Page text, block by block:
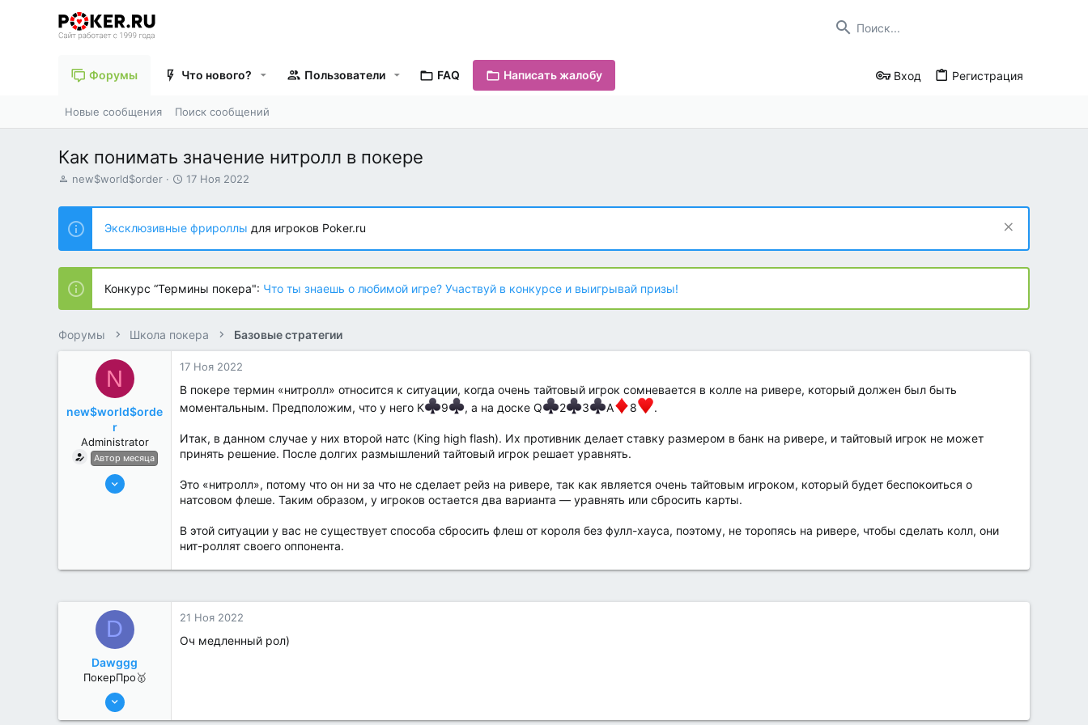
Форумы Что нового? Пользователи FAQ Написать жалобу Вход Регистрация
Новые сообщения Поиск сообщений
Как понимать значение нитролл в покере
А
т
о
р
т
е
м
ы
new$world$order
Д
т
н
а
ч
л
а
17 Ноя 2022
Эксклюзивные фрироллы для игроков Poker.ru
Конкурс “Термины покера": Что ты знаешь о любимой игре? Участвуй в конкурсе и выигрывай призы!
Форумы Школа покера Базовые стратегии
N
new$world$orde
r
Administrator
Автор месяца
27 Май 2022
17 Ноя 2022
В покере термин «нитролл» относится к ситуации, когда очень тайтовый игрок сомневается в колле на ривере, который должен был быть
моментальным. Предположим, что у него K
9 , а на доске Q 2 3 A 8 .
Итак, в данном случае у них второй натс (King high flash). Их противник делает ставку размером в банк на ривере, и тайтовый игрок не может
принять решение. После долгих размышлений тайтовый игрок решает уравнять.
Это «нитролл», потому что он ни за что не сделает рейз на ривере, так как является очень тайтовым игроком, который будет беспокоиться о
натсовом флеше. Таким образом, у игроков остается два варианта — уравнять или сбросить карты.
В этой ситуации у вас не существует способа сбросить флеш от короля без фулл-хауса, поэтому, не торопясь на ривере, чтобы сделать колл, они
нит-роллят своего оппонента.
D
Dawggg
ПокерПро🥇
25 Июл 2022
21 Ноя 2022
Оч медленный рол)